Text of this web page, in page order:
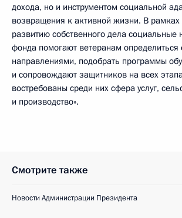
дохода, но и инструментом социальной
возвращения к активной жизни. В рамках
развитию собственного дела социальные
фонда помогают ветеранам определиться
направлениями, подобрать программы
и сопровождают защитников на всех
востребованы среди них сфера услуг,
и производство».
Смотрите также
Новости Администрации Президента